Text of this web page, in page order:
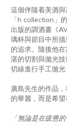
這個伴隨着美酒
「h collection」
出版的調酒書《
璃杯與節目中所
的追求。隨後他
湛的切割與拋光
切線進行手工拋光
廣島先生的作品
的華麗，而是希
「無論是在疲憊